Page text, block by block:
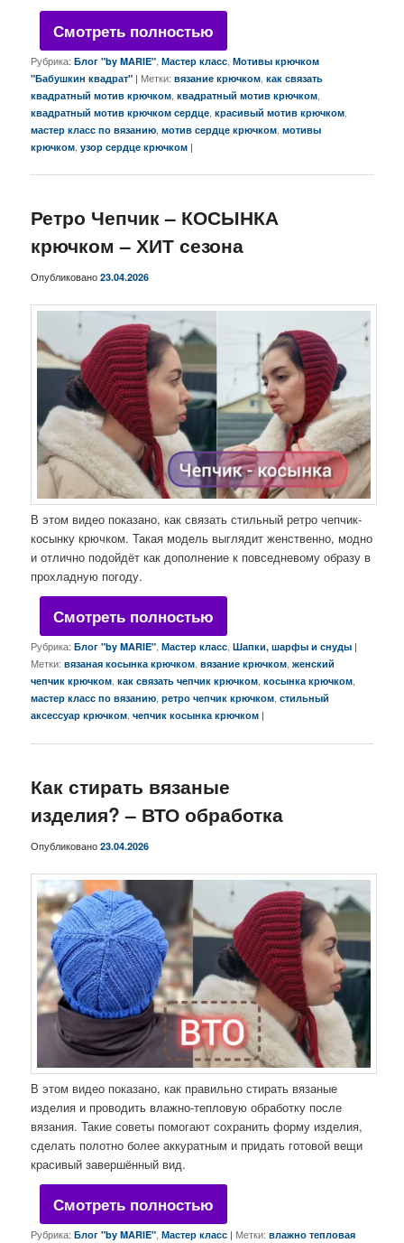
Смотреть полностью
Рубрика: Блог "by MARIE" ,Мастер класс ,Мотивы крючком
"Бабушкин квадрат" | Метки: вязание крючком ,как связать
квадратный мотив крючком ,квадратный мотив крючком
квадратный мотив крючком сердце ,красивый мотив крючком
мастер класс по вязанию ,мотив сердце крючком ,мотивы
крючком ,узор сердце крючком |
Ретро Чепчик – КОСЫНКА
крючком – ХИТ сезона
Опубликовано23.04.2026
В этом видео показано, как связать стильный ретро чепчик-
косынку крючком. Такая модель выглядит женственно, модно
и отлично подойдёт как дополнение к повседневому образу в
прохладную погоду.
Смотреть полностью
Рубрика: Блог "by MARIE",Мастер класс,Шапки, шарфы и снуды |
Метки: вязаная косынка крючком,вязание крючком,женский
чепчик крючком,как связать чепчик крючком,косынка крючком,
мастер класс по вязанию,ретро чепчик крючком,стильный
аксессуар крючком,чепчик косынка крючком |
Как стирать вязаные
изделия? – ВТО обработка
Опубликовано23.04.2026
В этом видео показано, как правильно стирать вязаные
изделия и проводить влажно-тепловую обработку после
вязания. Такие советы помогают сохранить форму изделия,
сделать полотно более аккуратным и придать готовой вещи
красивый завершённый вид.
Смотреть полностью
Рубрика: Блог "by MARIE" ,Мастер класс | Метки: влажно тепловая